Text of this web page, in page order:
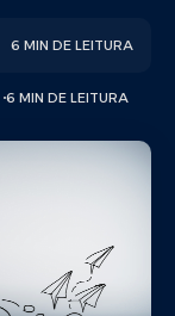
6 MIN DE LEITURA
6 MIN DE LEITURA